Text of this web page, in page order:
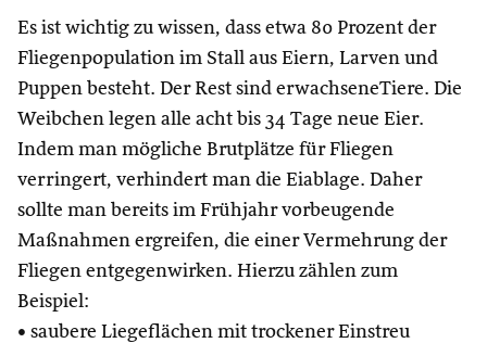
Es ist wichtig zu wissen, dass etwa 80 Prozent der
Fliegenpopulation im Stall aus Eiern, Larven und
Puppen besteht. Der Rest sind erwachseneTiere. Die
Weibchen legen alle acht bis 34 Tage neue Eier.
Indem man mögliche Brutplätze für Fliegen
verringert, verhindert man die Eiablage. Daher
sollte man bereits im Frühjahr vorbeugende
Maßnahmen ergreifen, die einer Vermehrung der
Fliegen entgegenwirken. Hierzu zählen zum
Beispiel:
• saubere Liegeflächen mit trockener Einstreu